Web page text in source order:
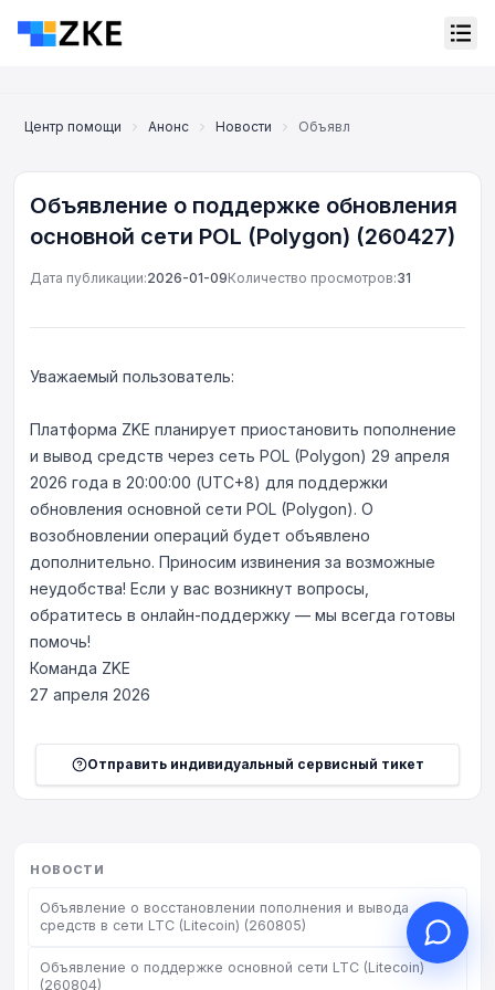
Центр помощи Анонс Новости Объявление о поддержке
Объявление о поддержке обновления
основной сети POL (Polygon) (260427)
Дата публикации:2026-01-09Количество просмотров:31
Уважаемый пользователь:
Платформа ZKE планирует приостановить пополнение
и вывод средств через сеть POL (Polygon) 29 апреля
2026 года в 20:00:00 (UTC+8) для поддержки
обновления основной сети POL (Polygon). О
возобновлении операций будет объявлено
дополнительно. Приносим извинения за возможные
неудобства! Если у вас возникнут вопросы,
обратитесь в онлайн-поддержку — мы всегда готовы
помочь!
Команда ZKE
27 апреля 2026
Отправить индивидуальный сервисный тикет
НОВОСТИ
Объявление о восстановлении пополнения и вывода
средств в сети LTC (Litecoin) (260805)
Объявление о поддержке основной сети LTC (Litecoin)
(260804)
Онлайн-поддержка
Здравствуйте, чем могу
Проверить статус заявки